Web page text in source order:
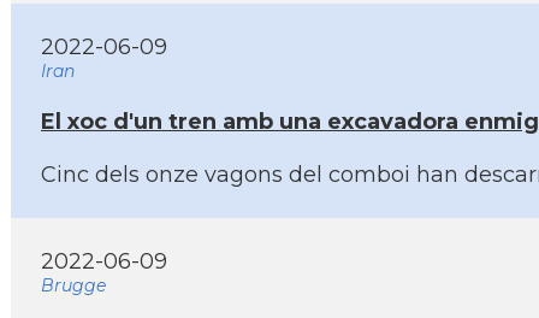
2022-06-09
Iran
El xoc d'un tren amb una excavadora
Cinc dels onze vagons del comboi han
2022-06-09
Brugge